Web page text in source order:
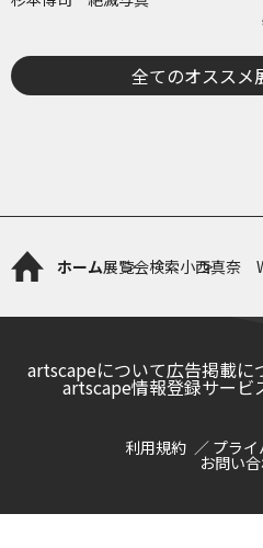
全てのオススメ
ホーム展覧会検索小西真奈
artscapeについて広告掲載に
artscape情報登録サービ
利用規約 プラ
お問い